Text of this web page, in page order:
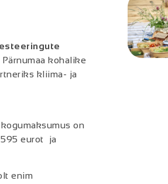
kohalike
kliima- ja
on
eurot ja
enim